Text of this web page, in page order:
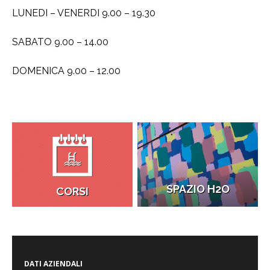
LUNEDI – VENERDI 9.00 – 19.30
SABATO 9.00 – 14.00
DOMENICA 9.00 – 12.00
CORSI SPAZIO H2O
DATI AZIENDALI